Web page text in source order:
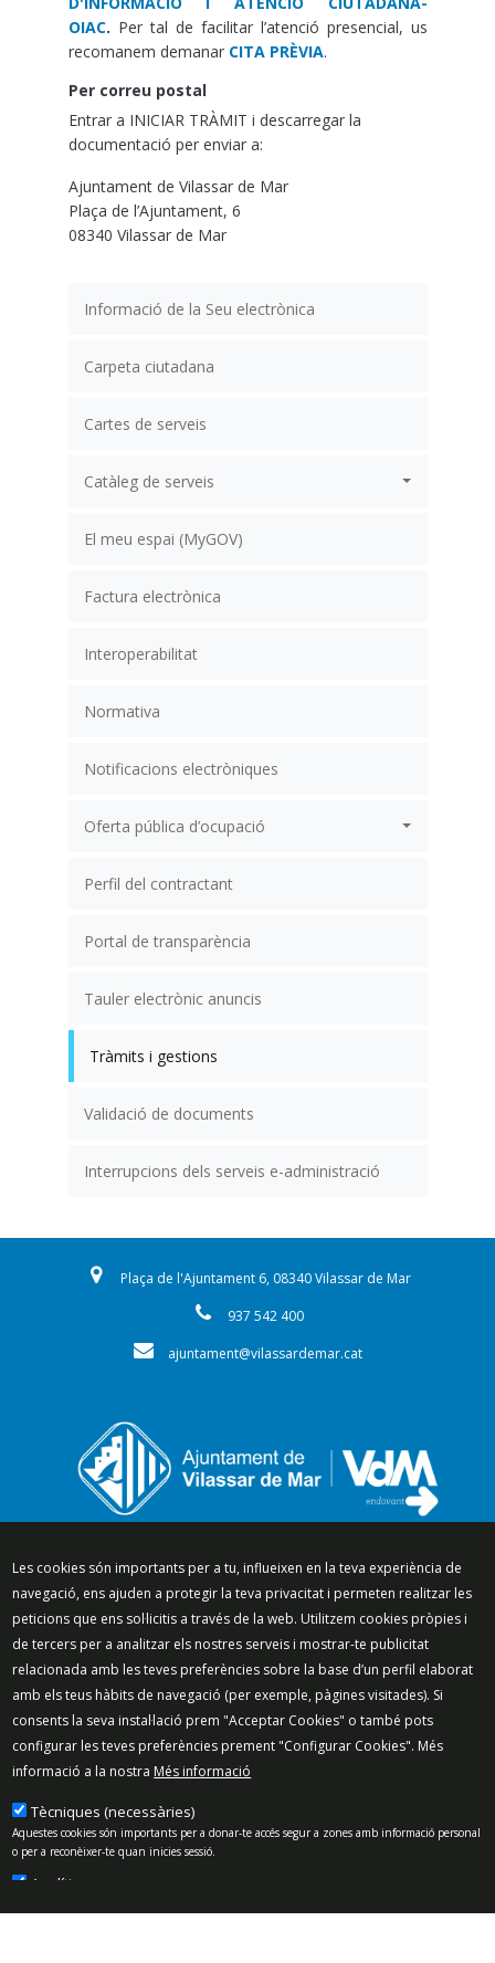
Informació de la Seu electrònica
Carpeta ciutadana
Cartes de serveis
Catàleg de serveis
El meu espai (MyGOV)
Factura electrònica
Interoperabilitat
Normativa
Notificacions electròniques
Oferta pública d’ocupació
Perfil del contractant
Portal de transparència
Tauler electrònic anuncis
Tràmits i gestions
Validació de documents
Interrupcions dels serveis e-administració
OIAC. Per tal de facilitar l’atenció presencial, us
recomanem demanar CITA PRÈVIA.
Per correu postal
Entrar a INICIAR TRÀMIT i descarregar la
documentació per enviar a:
Ajuntament de Vilassar de Mar
Plaça de l’Ajuntament, 6
08340 Vilassar de Mar
Plaça de l'Ajuntament 6, 08340 Vilassar de Mar
937 542 400
ajuntament@vilassardemar.cat
Segueix-nos a:
Mapa del lloc
Política de Privacitat
Política de Xarxes Socials
Política de cookies
Protecció de dades
Avís legal
Contacte
Preguntes freqüents
© 2025 - Ajuntament de Vilassar de Mar
Les cookies són importants per a tu, influeixen en la teva experiència de
navegació, ens ajuden a protegir la teva privacitat i permeten realitzar les
peticions que ens sol·licitis a través de la web. Utilitzem cookies pròpies i
de tercers per a analitzar els nostres serveis i mostrar-te publicitat
relacionada amb les teves preferències sobre la base d’un perfil elaborat
amb els teus hàbits de navegació (per exemple, pàgines visitades). Si
consents la seva instal·lació prem "Acceptar Cookies" o també pots
configurar les teves preferències prement "Configurar Cookies". Més
informació a la nostra Més informació
Tècniques (necessàries)
Aquestes cookies són importants per a donar-te accés segur a zones amb informació personal
o per a reconèixer-te quan inicies sessió.
Analítiques